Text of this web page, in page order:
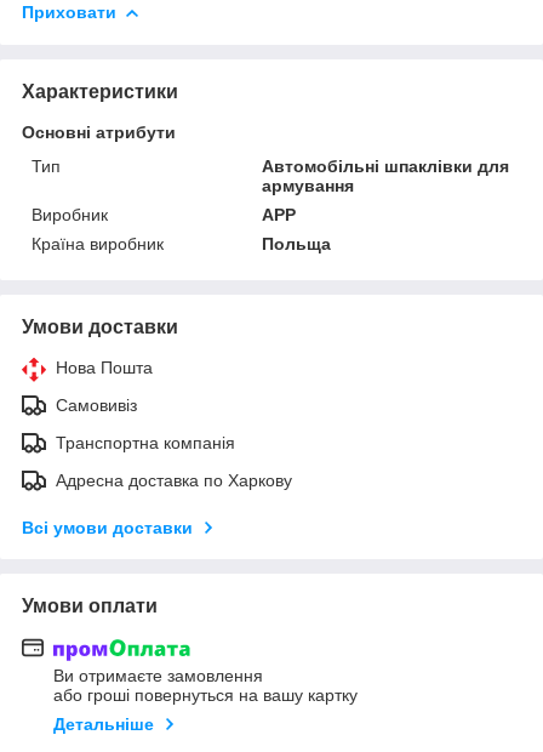
Приховати
Характеристики
Основні атрибути
Тип
Автомобільні шпаклівки для
армування
Виробник
APP
Країна виробник
Польща
Умови доставки
Нова Пошта
Самовивіз
Транспортна компанія
Адресна доставка по Харкову
Всі умови доставки
Умови оплати
Ви отримаєте замовлення
або гроші повернуться на вашу картку
Детальніше